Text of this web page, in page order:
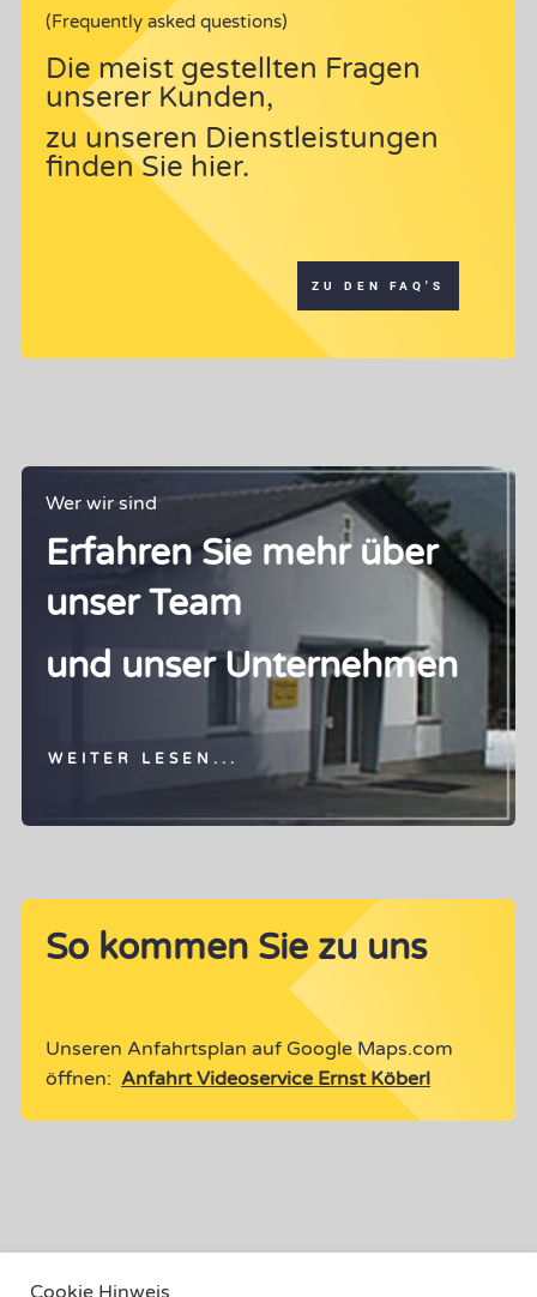
(Frequently asked questions)
Die meist gestellten Fragen
unserer Kunden,
zu unseren Dienstleistungen
finden Sie hier.
ZU DEN FAQ'S
Wer wir sind
Erfahren Sie mehr über
unser Team
und unser Unternehmen
WEITER LESEN...
So kommen Sie zu uns
Unseren Anfahrtsplan auf Google Maps.com
öffnen: Anfahrt Videoservice Ernst Köberl
Cookie Hinweis